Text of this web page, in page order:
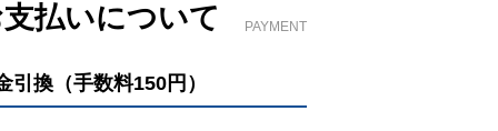
払いについて PAYMENT
引換（手数料150円）